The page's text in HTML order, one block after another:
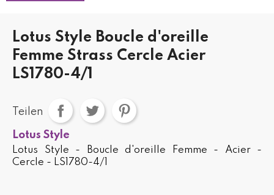
Lotus Style Boucle d'oreille
Femme Strass Cercle Acier
LS1780-4/1
Teilen
Lotus Style
Lotus Style - Boucle d'oreille Femme - Acier -
Cercle - LS1780-4/1